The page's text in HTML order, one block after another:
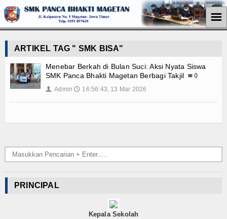
Jurusan
Teknik Komputer Jaringan
Pemasaran
Berita
☰
ARTIKEL TAG " SMK BISA"
Menebar Berkah di Bulan Suci: Aksi Nyata Siswa
SMK Panca Bhakti Magetan Berbagi Takjil
0
👤 Admin 🕔 16:56:43, 13 Mar 2026
PRINCIPAL
Kepala Sekolah